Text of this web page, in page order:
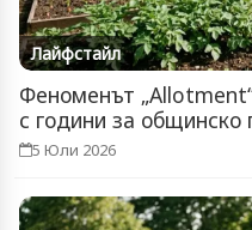
Лайфстайл
Феноменът
с години за общинско
5 Юли 2026